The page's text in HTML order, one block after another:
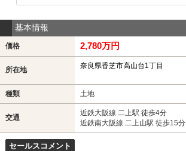
基本情報
価格 2,780万円
所在地 奈良県香芝市高山台1丁目
種類 土地
交通
近鉄大阪線 二上駅 徒歩4分
近鉄南大阪線 二上山駅 徒歩15分
セールスコメント